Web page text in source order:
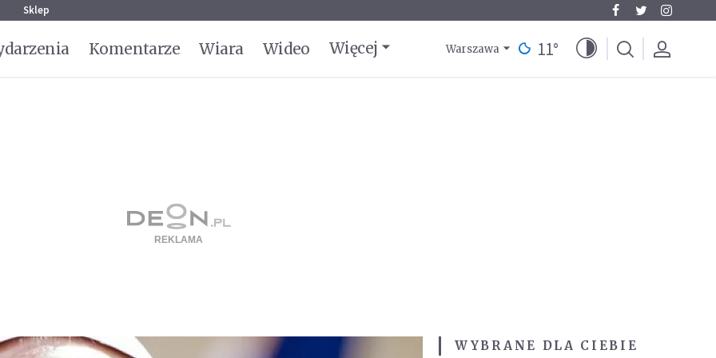
Sklep
Komentarze Wiara Wideo Więcej Warszawa 11°
WYBRANE DLA CIEBIE